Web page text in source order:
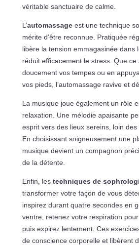
véritable sanctuaire de calme.
L’automassageest une technique
mérite d’être reconnue. Pratiquée
libère la tension emmagasinée dans
réduit efficacement le stress. Que ce
doucement vos tempes ou en
vos pieds, l’automassage ravive et
La musique joue également un rôle
relaxation. Une mélodie apaisante
esprit vers des lieux sereins, loin des
En choisissant soigneusement une
musique devient un compagnon
de la détente.
Enfin, les techniques de
transformer votre façon de vous
inspirez durant quatre secondes en
ventre, retenez votre respiration
puis expirez lentement. Ces
de conscience corporelle et libèrent